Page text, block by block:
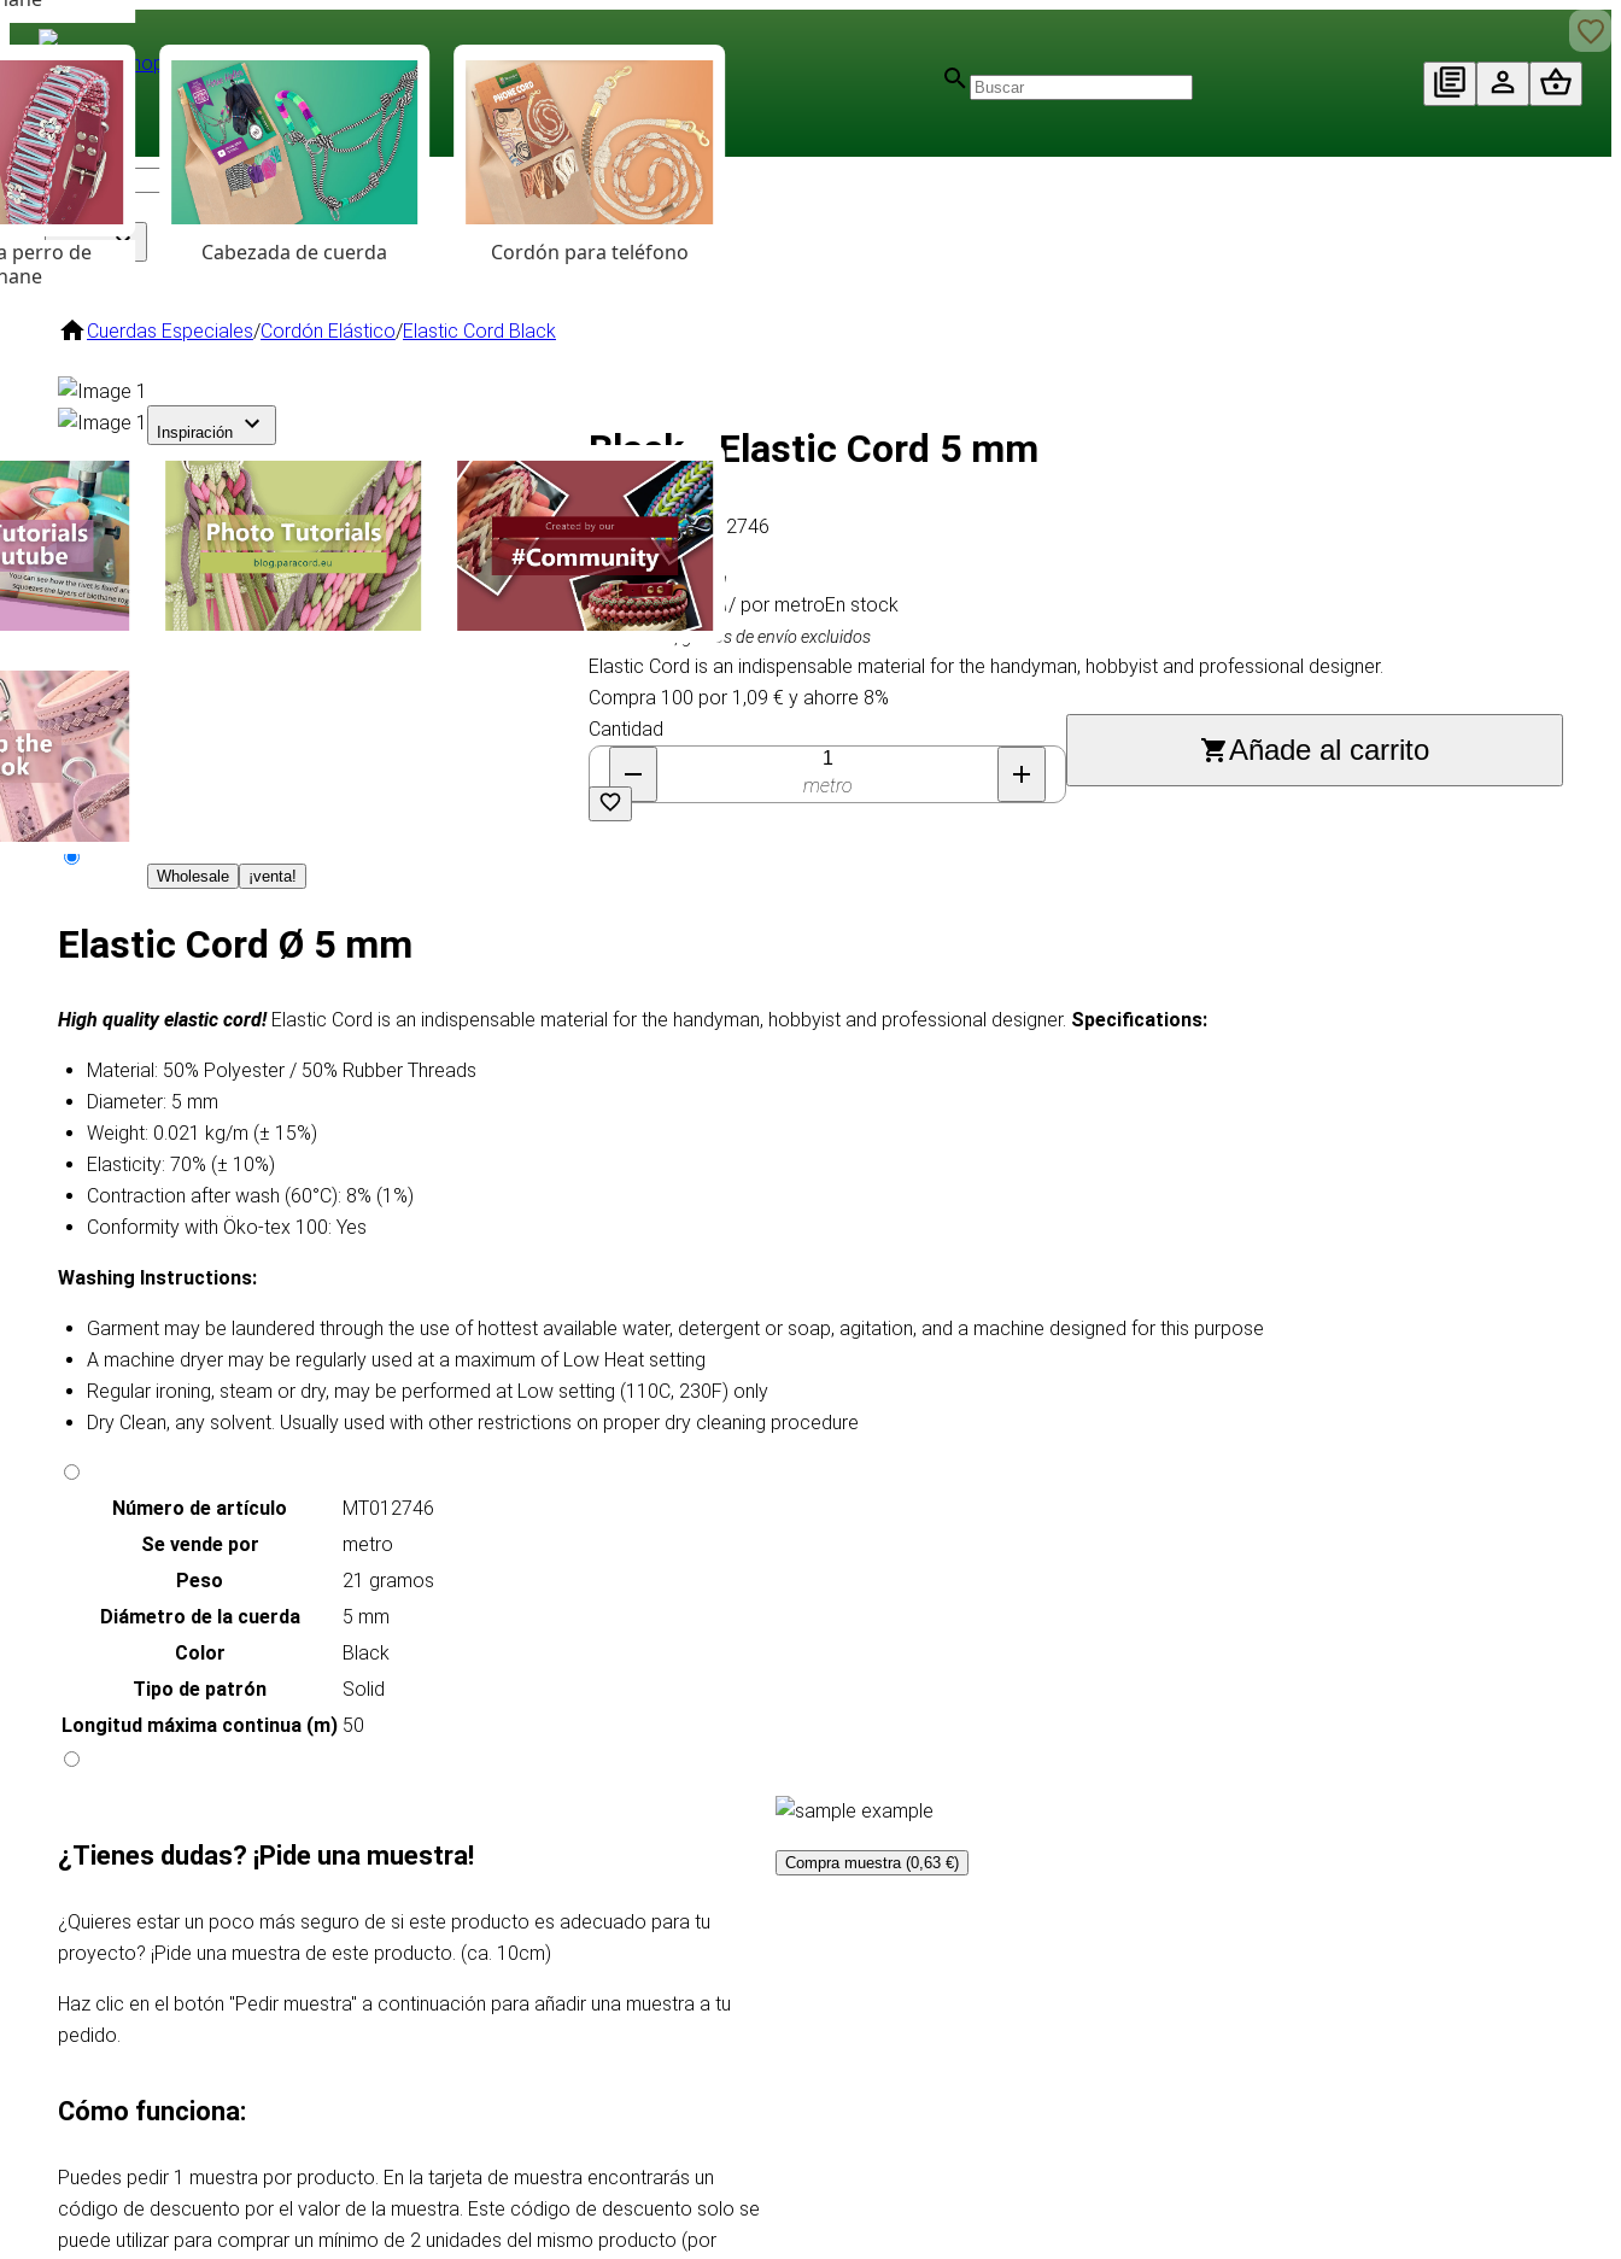
Paracord
Coloured Cord Paradise
Surtido
perro de
Cabezada de cuerda Cordón para teléfono
Inspiración
Wholesale ¡venta!
Cuerdas Especiales/Cordón Elástico/Elastic Cord Black
Black - Elastic Cord 5 mm
Artículo # MT012746
1,19 €/ por metroEn stock
IVA incluido, gastos de envío excluidos
Elastic Cord is an indispensable material for the handyman, hobbyist and professional designer.
Compra 100 por 1,09 € y ahorre 8%
Cantidad
metro
Añade al carrito
Elastic Cord Ø 5 mm
High quality elastic cord! Elastic Cord is an indispensable material for the handyman, hobbyist and professional designer. Specifications:
Material: 50% Polyester / 50% Rubber Threads
Diameter: 5 mm
Weight: 0.021 kg/m (± 15%)
Elasticity: 70% (± 10%)
Contraction after wash (60°C): 8% (1%)
Conformity with Öko-tex 100: Yes
Washing Instructions:
Garment may be laundered through the use of hottest available water, detergent or soap, agitation, and a machine designed for this purpose
A machine dryer may be regularly used at a maximum of Low Heat setting
Regular ironing, steam or dry, may be performed at Low setting (110C, 230F) only
Dry Clean, any solvent. Usually used with other restrictions on proper dry cleaning procedure
Número de artículo
MT012746
Se vende por
metro
Peso
21 gramos
Diámetro de la cuerda
5 mm
Color
Black
Tipo de patrón
Solid
Longitud máxima continua (m) 50
¿Tienes dudas? ¡Pide una muestra!
¿Quieres estar un poco más seguro de si este producto es adecuado para tu
proyecto? ¡Pide una muestra de este producto. (ca. 10cm)
Haz clic en el botón "Pedir muestra" a continuación para añadir una muestra a tu
pedido.
Cómo funciona:
Puedes pedir 1 muestra por producto. En la tarjeta de muestra encontrarás un
código de descuento por el valor de la muestra. Este código de descuento solo se
puede utilizar para comprar un mínimo de 2 unidades del mismo producto (por
Compra muestra (0,63 €)